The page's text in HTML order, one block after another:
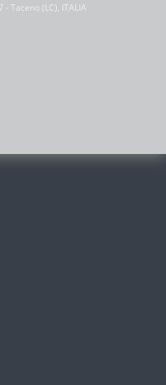
Taceno (LC), ITALIA